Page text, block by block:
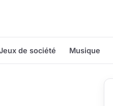
de société Musique